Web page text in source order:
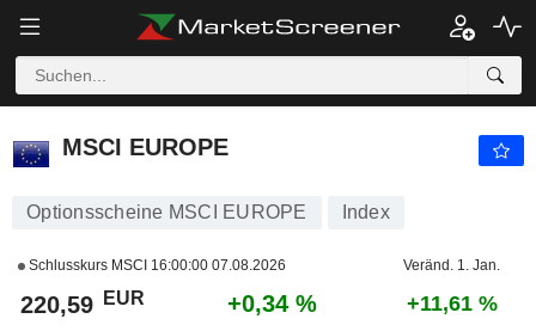
MSCI EUROPE
MSCI EUROPE
Optionsscheine MSCI EUROPE Index
Schlusskurs MSCI 16:00:00 07.08.2026 Veränd. 1. Jan.
220,59 EUR +0,34 % +11,61 %